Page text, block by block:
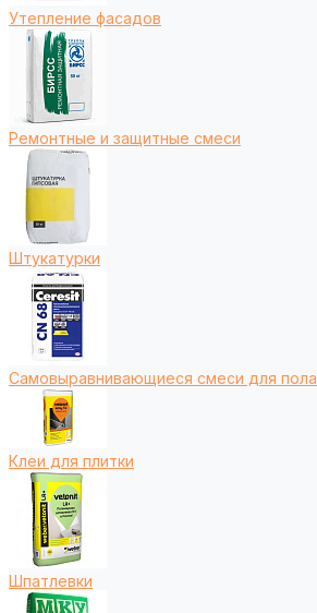
Утепление фасадов
Ремонтные и защитные смеси
Штукатурки
Самовыравнивающиеся смеси для пола
Клеи для плитки
Шпатлевки